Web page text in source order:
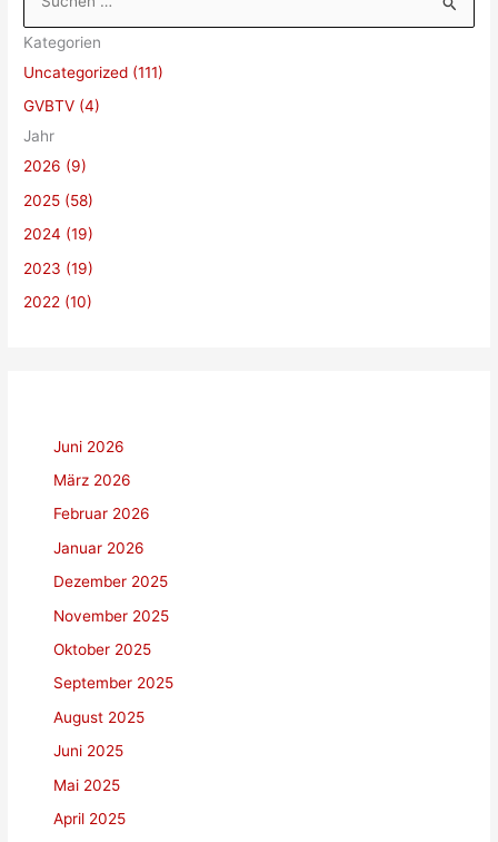
c
h
e
n
n
a
c
Kategorien
Uncategorized (111)
GVBTV (4)
Jahr
2026 (9)
2025 (58)
2024 (19)
2023 (19)
2022 (10)
Juni 2026
März 2026
Februar 2026
Januar 2026
Dezember 2025
November 2025
Oktober 2025
September 2025
August 2025
Juni 2025
Mai 2025
April 2025